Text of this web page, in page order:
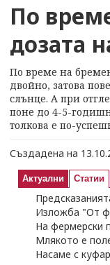
По
дозата
По време на
двойно, затова
слънце. А при
поне до 4-5-
толкова е по-
Създадена на
Актуални Статии
Изложба "От
На фермерски
Млякото е
Насаме с